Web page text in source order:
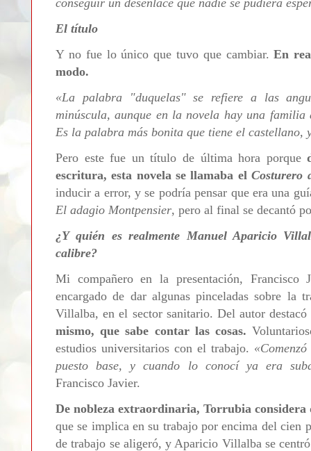
El título
Y no fue lo único que tuvo que cambiar.En
modo.
«La palabra "duquelas" se refiere a las
minúscula, aunque en la novela hay una
Es la palabra más bonita que tiene el castellano,
Pero este fue un título de última hora porque
escritura, esta novela se llamaba elCosturero
inducir a error, y se podría pensar que era una
El adagio Montpensier, pero al final se decantó
¿Y quién es realmente Manuel Aparicio
calibre?
Mi compañero en la presentación,
encargado de dar algunas pinceladas sobre la
Villalba, en el sector sanitario. Del autor
mismo, que sabe contar las cosas.
estudios universitarios con el trabajo. «
puesto base, y cuando lo conocí ya era
Francisco Javier.
De nobleza extraordinaria, Torrubia considera
que se implica en su trabajo por encima del cien
de trabajo se aligeró, y Aparicio Villalba se